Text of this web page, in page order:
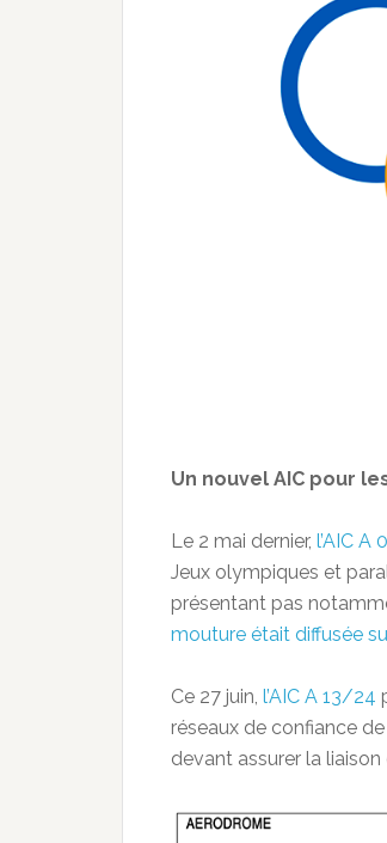
Un nouvel AIC pour
Le 2 mai dernier, l’AIC A
Jeux olympiques et
présentant pas
mouture était diffusée
Ce 27 juin, l’AIC A 13/24
réseaux de confiance
devant assurer la